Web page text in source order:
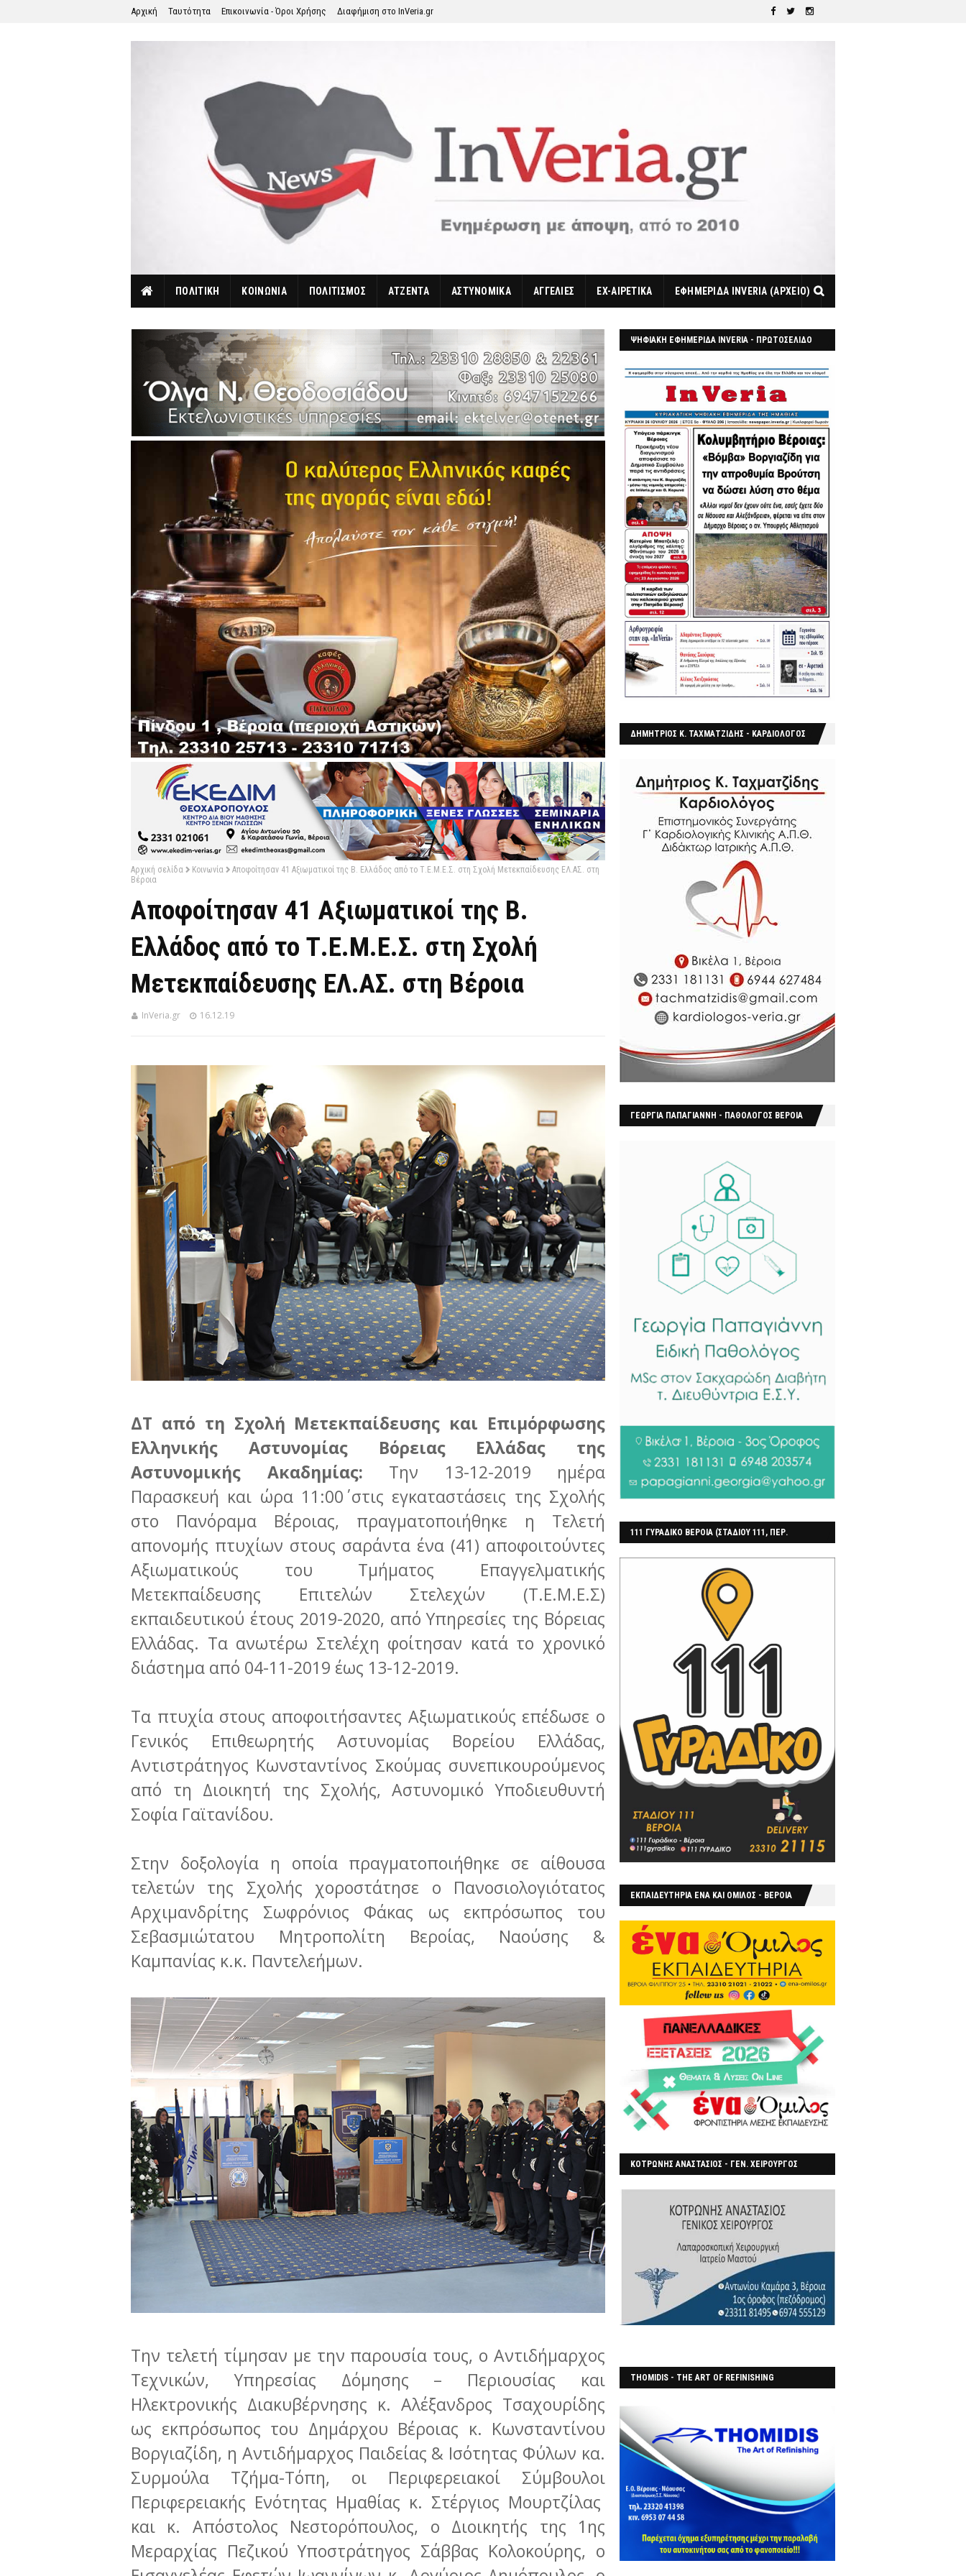
Αρχική Ταυτότητα Επικοινωνία - Όροι Χρήσης Διαφήμιση στο InVeria.gr
ΠΟΛΙΤΙΚΗ ΚΟΙΝΩΝΙΑ ΠΟΛΙΤΙΣΜΟΣ ΑΤΖΕΝΤΑ ΑΣΤΥΝΟΜΙΚΑ ΑΓΓΕΛΙΕΣ EX-ΑΙΡΕΤΙΚΑ ΕΦΗΜΕΡΙΔΑ INVERIA (ΑΡΧΕΙΟ)
Αρχική σελίδα Κοινωνία
Αποφοίτησαν 41 Αξιωματικοί της Β. Ελλάδος από το Τ.Ε.Μ.Ε.Σ. στη Σχολή Μετεκπαίδευσης ΕΛ.ΑΣ. στη
Βέροια
Αποφοίτησαν 41 Αξιωματικοί της Β.
Ελλάδος από το Τ.Ε.Μ.Ε.Σ. στη Σχολή
Μετεκπαίδευσης ΕΛ.ΑΣ. στη Βέροια
InVeria.gr 16.12.19
ΔΤ από τη Σχολή Μετεκπαίδευσης και Επιμόρφωσης
Ελληνικής Αστυνομίας Βόρειας Ελλάδας της
Αστυνομικής Ακαδημίας: Την 13-12-2019 ημέρα
Παρασκευή και ώρα 11:00΄ στις εγκαταστάσεις της Σχολής
στο Πανόραμα Βέροιας, πραγματοποιήθηκε η Τελετή
απονομής πτυχίων στους σαράντα ένα (41) αποφοιτούντες
Αξιωματικούς του Τμήματος Επαγγελματικής
Μετεκπαίδευσης Επιτελών Στελεχών (Τ.Ε.Μ.Ε.Σ)
εκπαιδευτικού έτους 2019-2020, από Υπηρεσίες της Βόρειας
Ελλάδας. Τα ανωτέρω Στελέχη φοίτησαν κατά το χρονικό
διάστημα από 04-11-2019 έως 13-12-2019.
Τα πτυχία στους αποφοιτήσαντες Αξιωματικούς επέδωσε ο
Γενικός Επιθεωρητής Αστυνομίας Βορείου Ελλάδας,
Αντιστράτηγος Κωνσταντίνος Σκούμας συνεπικουρούμενος
από τη Διοικητή της Σχολής, Αστυνομικό Υποδιευθυντή
Σοφία Γαϊτανίδου.
Στην δοξολογία η οποία πραγματοποιήθηκε σε αίθουσα
τελετών της Σχολής χοροστάτησε ο Πανοσιολογιότατος
Αρχιμανδρίτης Σωφρόνιος Φάκας ως εκπρόσωπος του
Σεβασμιώτατου Μητροπολίτη Βεροίας, Ναούσης &
Καμπανίας κ.κ. Παντελεήμων.
Την τελετή τίμησαν με την παρουσία τους, ο Αντιδήμαρχος
Τεχνικών, Υπηρεσίας Δόμησης – Περιουσίας και
Ηλεκτρονικής Διακυβέρνησης κ. Αλέξανδρος Τσαχουρίδης
ως εκπρόσωπος του Δημάρχου Βέροιας κ. Κωνσταντίνου
Βοργιαζίδη, η Αντιδήμαρχος Παιδείας & Ισότητας Φύλων κα.
Συρμούλα Τζήμα-Τόπη, οι Περιφερειακοί Σύμβουλοι
Περιφερειακής Ενότητας Ημαθίας κ. Στέργιος Μουρτζίλας
και κ. Απόστολος Νεστορόπουλος, ο Διοικητής της 1ης
Μεραρχίας Πεζικού Υποστράτηγος Σάββας Κολοκούρης, ο
ΨΗΦΙΑΚΗ ΕΦΗΜΕΡΙΔΑ INVERIA - ΠΡΩΤΟΣΕΛΙΔΟ
ΔΗΜΗΤΡΙΟΣ Κ. ΤΑΧΜΑΤΖΙΔΗΣ - ΚΑΡΔΙΟΛΟΓΟΣ
ΓΕΩΡΓΙΑ ΠΑΠΑΓΙΑΝΝΗ - ΠΑΘΟΛΟΓΟΣ ΒΕΡΟΙΑ
111 ΓΥΡΑΔΙΚΟ ΒΕΡΟΙΑ (ΣΤΑΔΙΟΥ 111, ΠΕΡ.
ΕΚΠΑΙΔΕΥΤΗΡΙΑ ΕΝΑ ΚΑΙ ΟΜΙΛΟΣ - ΒΕΡΟΙΑ
ΚΟΤΡΩΝΗΣ ΑΝΑΣΤΑΣΙΟΣ - ΓΕΝ. ΧΕΙΡΟΥΡΓΟΣ
THOMIDIS - THE ART OF REFINISHING